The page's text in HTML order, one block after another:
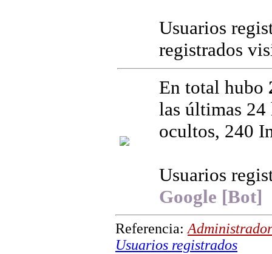
Usuarios
registrados
En total hubo
las últimas 24
ocultos, 240
Usuarios
Google [Bot]
Referencia:
Usuarios registrados